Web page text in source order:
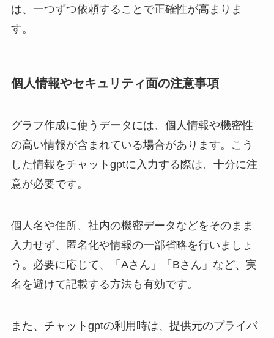
は、一つずつ依頼することで正確性が高まりま
す。
個人情報やセキュリティ面の注意事項
グラフ作成に使うデータには、個人情報や機密性
の高い情報が含まれている場合があります。こう
した情報をチャットgptに入力する際は、十分に注
意が必要です。
個人名や住所、社内の機密データなどをそのまま
入力せず、匿名化や情報の一部省略を行いましょ
う。必要に応じて、「Aさん」「Bさん」など、実
名を避けて記載する方法も有効です。
また、チャットgptの利用時は、提供元のプライバ